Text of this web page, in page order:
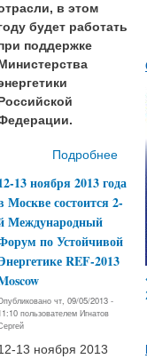
в этом
будет работать
поддержке
Подробнее
13 ноября 2013 года
Москве состоится 2-
Международный
по Устойчивой
REF-2013
чт, 09/05/2013 -
пользователем Игнатов
13 ноября 2013